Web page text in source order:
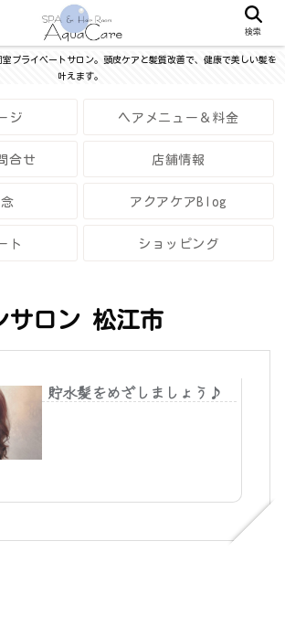
プライベートサロン。頭皮ケアと髪質改善で、健康で美しい髪を
叶えます。
ジ ヘアメニュー＆料金
合せ 店舗情報
アクアケアBlog
ト ショッピング
サロン 松江市
貯水髪をめざしましょう♪
検索